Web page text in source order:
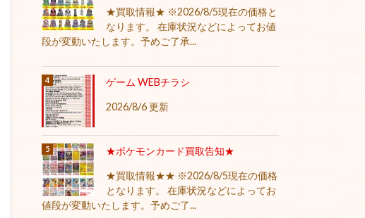
★買取情報★ ※2026/8/5現在の価格と
なります。 在庫状況などによってお値
段が変動いたします。予めご了承...
ゲーム WEBチラシ
2026/8/6 更新
★ポケモンカード買取告知★
★買取情報★★ ※2026/8/5現在の価格
となります。 在庫状況などによってお
値段が変動いたします。予めご了...